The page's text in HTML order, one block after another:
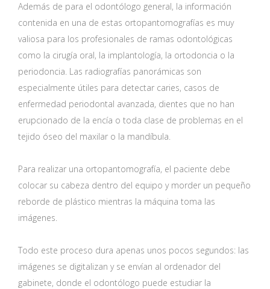
Además de para el odontólogo general, la información
contenida en una de estas ortopantomografías es muy
valiosa para los profesionales de ramas odontológicas
como la cirugía oral, la implantología, la ortodoncia o la
periodoncia. Las radiografías panorámicas son
especialmente útiles para detectar caries, casos de
enfermedad periodontal avanzada, dientes que no han
erupcionado de la encía o toda clase de problemas en el
tejido óseo del maxilar o la mandíbula.
Para realizar una ortopantomografía, el paciente debe
colocar su cabeza dentro del equipo y morder un pequeño
reborde de plástico mientras la máquina toma las
imágenes.
Todo este proceso dura apenas unos pocos segundos: las
imágenes se digitalizan y se envían al ordenador del
gabinete, donde el odontólogo puede estudiar la